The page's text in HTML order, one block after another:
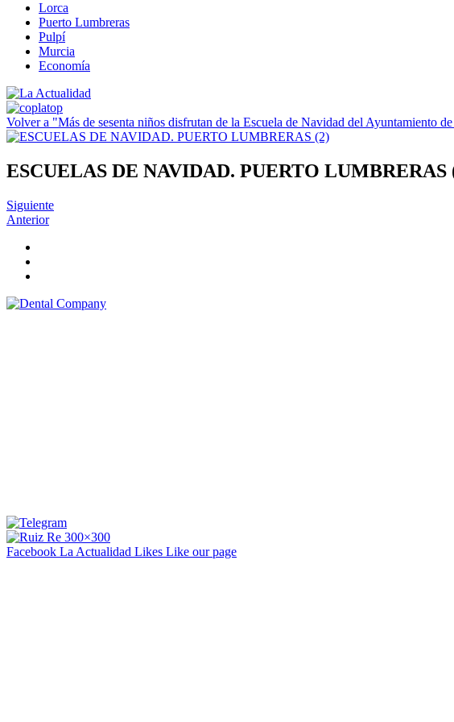
Lorca
Puerto Lumbreras
Pulpí
Murcia
Economía
Volver a "Más de sesenta niños disfrutan de la Escuela de Navidad del Ayuntamiento
ESCUELAS DE NAVIDAD. PUERTO LUMBRERAS
Siguiente
Anterior
Facebook La Actualidad Likes Like our page